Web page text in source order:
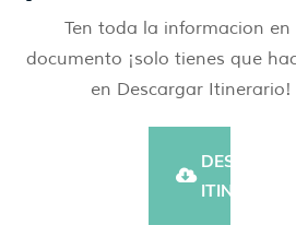
Ten toda la informacion en
documento ¡solo tienes que
en Descargar Itinerario!
ITINERARIO